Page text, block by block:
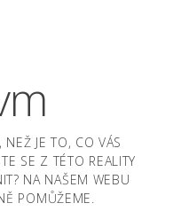
JE TO, CO VÁS
SE Z TÉTO REALITY
NA NAŠEM WEBU
POMŮŽEME.